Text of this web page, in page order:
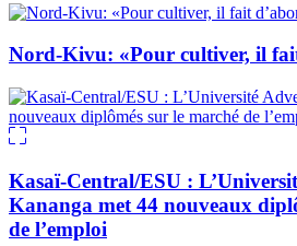
Nord-Kivu: «Pour cultiver, il
Kasaï-Central/ESU :
Kananga met 44 nouveaux
de l’emploi